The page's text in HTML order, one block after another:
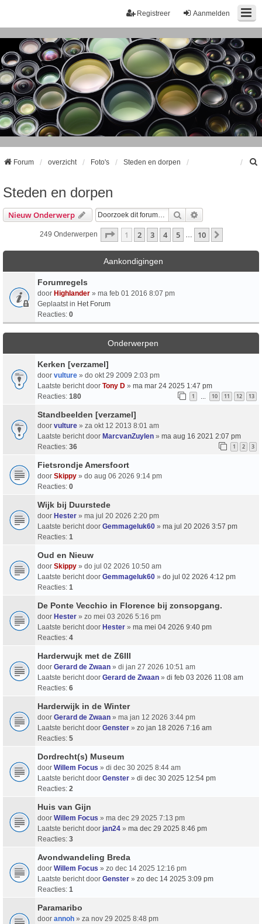
Aanmelden
Registreer
Forum overzicht Foto's Steden en dorpen
Steden en dorpen
Nieuw Onderwerp Zoek
249 Onderwerpen Pagina Van10
1 2 3 4 5 10
Aankondigingen
Forumregels
door Highlander » ma feb 01 2016 8:07 pm
Geplaatst in Het Forum
Reacties: 0
Onderwerpen
Kerken [verzamel]
door vulture » do okt 29 2009 2:03 pm
Laatste bericht door Tony D » ma mar 24 2025 1:47 pm
Reacties: 180 1 … 10 11 12 13
Standbeelden [verzamel]
door vulture » za okt 12 2013 8:01 am
Laatste bericht door MarcvanZuylen » ma aug 16 2021 2:07 pm
Reacties: 36 1 2 3
Fietsrondje Amersfoort
door Skippy » do aug 06 2026 9:14 pm
Reacties: 0
Wijk bij Duurstede
door Hester » ma jul 20 2026 2:20 pm
Laatste bericht door Gemmageluk60 » ma jul 20 2026 3:57 pm
Reacties: 1
Oud en Nieuw
door Skippy » do jul 02 2026 10:50 am
Laatste bericht door Gemmageluk60 » do jul 02 2026 4:12 pm
Reacties: 1
De Ponte Vecchio in Florence bij zonsopgang.
door Hester » zo mei 03 2026 5:16 pm
Laatste bericht door Hester » ma mei 04 2026 9:40 pm
Reacties: 4
Harderwujk met de Z6III
door Gerard de Zwaan » di jan 27 2026 10:51 am
Laatste bericht door Gerard de Zwaan » di feb 03 2026 11:08 am
Reacties: 6
Harderwijk in de Winter
door Gerard de Zwaan » ma jan 12 2026 3:44 pm
Laatste bericht door Genster » zo jan 18 2026 7:16 am
Reacties: 5
Dordrecht(s) Museum
door Willem Focus » di dec 30 2025 8:44 am
Laatste bericht door Genster » di dec 30 2025 12:54 pm
Reacties: 2
Huis van Gijn
door Willem Focus » ma dec 29 2025 7:13 pm
Laatste bericht door jan24 » ma dec 29 2025 8:46 pm
Reacties: 3
Avondwandeling Breda
door Willem Focus » zo dec 14 2025 12:16 pm
Laatste bericht door Genster » zo dec 14 2025 3:09 pm
Reacties: 1
Paramaribo
door annoh » za nov 29 2025 8:48 pm